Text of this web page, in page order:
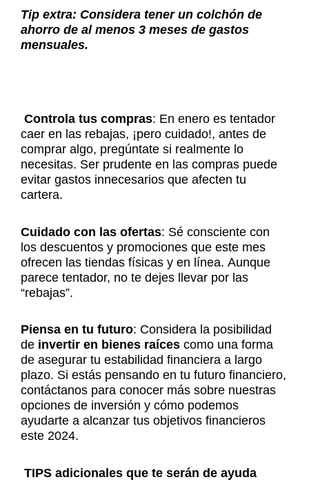
Tip extra: Considera tener un colchón de
ahorro de al menos 3 meses de gastos
mensuales.
Controla tus compras: En enero es tentador
caer en las rebajas, ¡pero cuidado!, antes de
comprar algo, pregúntate si realmente lo
necesitas. Ser prudente en las compras puede
evitar gastos innecesarios que afecten tu
cartera.
Cuidado con las ofertas: Sé consciente con
los descuentos y promociones que este mes
ofrecen las tiendas físicas y en línea. Aunque
parece tentador, no te dejes llevar por las
“rebajas”.
Piensa en tu futuro: Considera la posibilidad
de invertir en bienes raíces como una forma
de asegurar tu estabilidad financiera a largo
plazo. Si estás pensando en tu futuro financiero,
contáctanos para conocer más sobre nuestras
opciones de inversión y cómo podemos
ayudarte a alcanzar tus objetivos financieros
este 2024.
TIPS adicionales que te serán de ayuda